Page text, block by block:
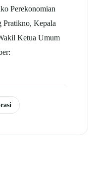
Perekonomian
Pratikno, Kepala
Ketua Umum